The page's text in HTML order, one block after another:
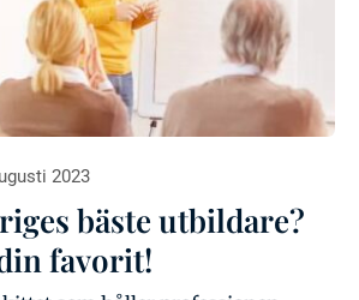
2023
bäste utbildare?
favorit!